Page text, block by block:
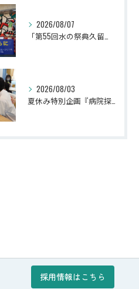
2026/08/07
「第55回水の祭典久留米まつり」に参加しました！
2026/08/03
夏休み特別企画『病院探検隊2026』を開催しました！
採用情報はこちら